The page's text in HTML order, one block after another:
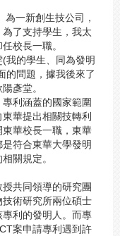
一新創生技公司，
了支持學生，我太
校長一職。
的學生、同為發明
的問題，據我後來了
彥堂。
利涵蓋的國家範圍
華提出相關技轉利
華校長一職，東華
符合東華大學發明
關規定。
共同領導的研究團
術研究所兩位碩士
利的發明人。而專
案申請專利遇到許